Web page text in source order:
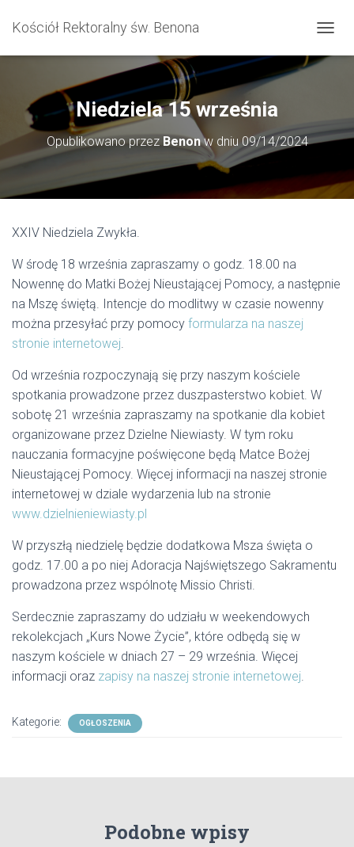
Kościół Rektoralny św. Benona
R
C
Z
A
W
Ę
Niedziela 15 września
Opublikowano przezBenonw dniu09/14/2024
XXIV Niedziela Zwykła.
W środę 18 września zapraszamy o godz. 18.00 na
Nowennę do Matki Bożej Nieustającej Pomocy, a następnie
na Mszę świętą. Intencje do modlitwy w czasie nowenny
można przesyłać przy pomocy formularza na naszej
stronie internetowej.
Od września rozpoczynają się przy naszym kościele
spotkania prowadzone przez duszpasterstwo kobiet. W
sobotę 21 września zapraszamy na spotkanie dla kobiet
organizowane przez Dzielne Niewiasty. W tym roku
nauczania formacyjne poświęcone będą Matce Bożej
Nieustającej Pomocy. Więcej informacji na naszej stronie
internetowej w dziale wydarzenia lub na stronie
www.dzielnieniewiasty.pl
W przyszłą niedzielę będzie dodatkowa Msza święta o
godz. 17.00 a po niej Adoracja Najświętszego Sakramentu
prowadzona przez wspólnotę Missio Christi.
Serdecznie zapraszamy do udziału w weekendowych
rekolekcjach „Kurs Nowe Życie”, które odbędą się w
naszym kościele w dniach 27 – 29 września. Więcej
informacji oraz zapisy na naszej stronie internetowej.
Kategorie: OGŁOSZENIA
Podobne wpisy